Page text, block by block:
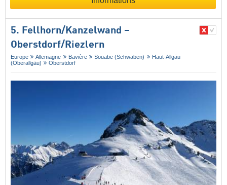
5. Fellhorn/​Kanzelwand –
Oberstdorf/​Riezlern
Europe Allemagne Bavière Souabe (Schwaben)
Haut-Allgäu
(Oberallgäu)
Oberstdorf